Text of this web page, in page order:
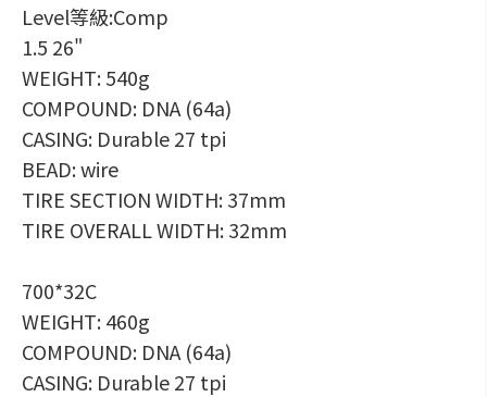
Level等級:Comp
1.5 26"
WEIGHT: 540g
COMPOUND: DNA (64a)
CASING: Durable 27 tpi
BEAD: wire
TIRE SECTION WIDTH: 37mm
TIRE OVERALL WIDTH: 32mm
700*32C
WEIGHT: 460g
COMPOUND: DNA (64a)
CASING: Durable 27 tpi